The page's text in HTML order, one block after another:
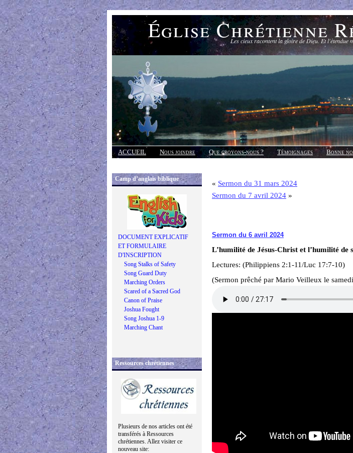
Église Chrétienne
Les cieux racontent la gloire de Dieu. Et l'étendue
ACCUEIL Nous joindre Que croyons-nous ? Témoignages Bonne
Réponses
Camp d’anglais biblique
DOCUMENT EXPLICATIF
ET FORMULAIRE
D'INSCRIPTION
Song Stalks of Safety
Song Guard Duty
Marching Orders
Scared of a Sacred God
Canon of Praise
Joshua Fought
Song Joshua 1-9
Marching Chant
Ressources chrétiennes
Plusieurs de nos articles ont été
transférés à Ressources
chrétiennes. Allez visiter ce
nouveau site:
« Sermon du 31 mars 2024
Sermon du 7 avril 2024 »
Sermon du 6 avril 2024
L’humilité de Jésus-Christ et l’humilité de
Lectures: (Philippiens 2:1-11/Luc 17:7-10)
(Sermon prêché par Mario Veilleux le